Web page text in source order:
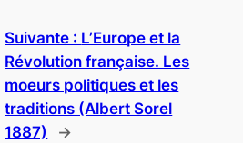
Suivante : L’Europe et la
Révolution française. Les
moeurs politiques et les
traditions (Albert Sorel
1887)
→